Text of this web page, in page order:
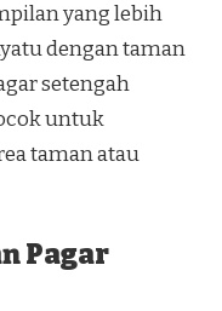
yang lebih
dengan taman
setengah
untuk
taman atau
Pagar